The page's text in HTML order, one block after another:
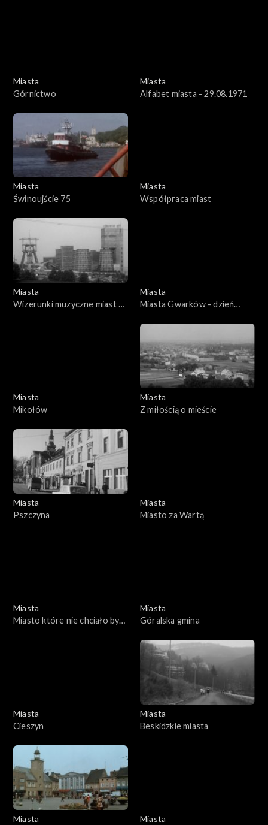
Miasta
Górnictwo
Miasta
Alfabet miasta - 29.08.1971
Miasta
Świnoujście 75
Miasta
Współpraca miast
Miasta
Wizerunki muzyczne miast -
Miasta
Miasta Gwarków - dzień
Miasta
Mikołów
Miasta
Z miłością o mieście
Miasta
Pszczyna
Miasta
Miasto za Wartą
Miasta
Miasto które nie chciało być
Miasta
Góralska gmina
Miasta
Cieszyn
Miasta
Beskidzkie miasta
Miasta
Miasta